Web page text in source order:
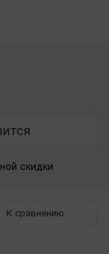
скидки
К сравнению